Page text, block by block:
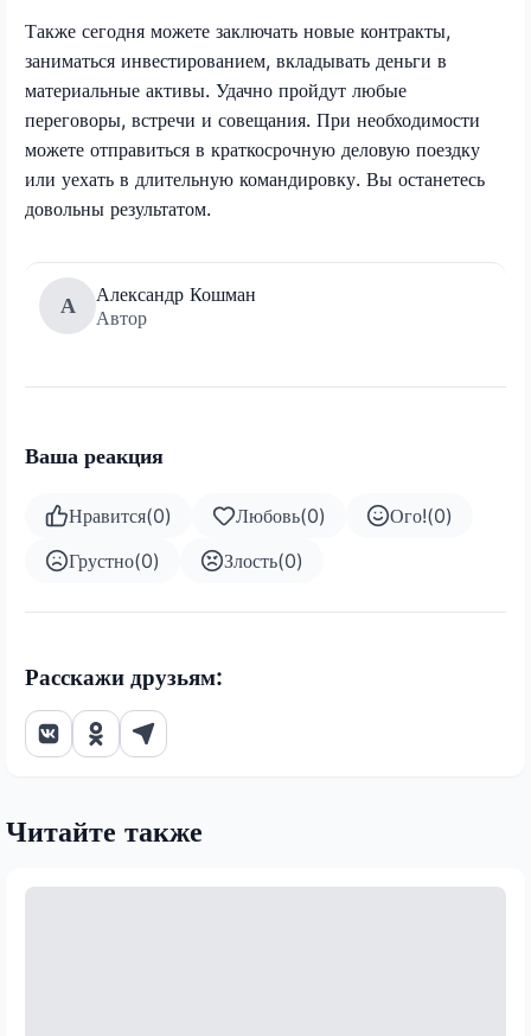
Также сегодня можете заключать новые контракты,
заниматься инвестированием, вкладывать деньги в
материальные активы. Удачно пройдут любые
переговоры, встречи и совещания. При необходимости
можете отправиться в краткосрочную деловую поездку
или уехать в длительную командировку. Вы останетесь
довольны результатом.
А
Александр Кошман
Автор
Ваша реакция
Нравится(0) Любовь(0) Ого!(0)
Грустно(0) Злость(0)
Расскажи друзьям:
Читайте также